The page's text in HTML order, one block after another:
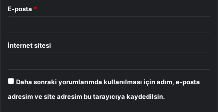
E-posta *
İnternet sitesi
Daha sonraki yorumlarımda kullanılması için adım, e-posta
adresim ve site adresim bu tarayıcıya kaydedilsin.